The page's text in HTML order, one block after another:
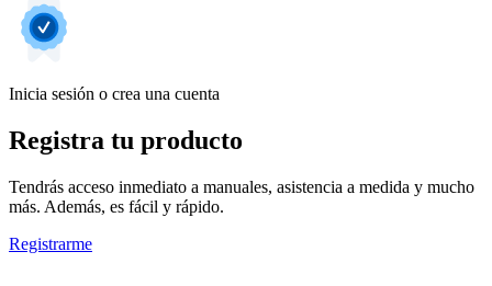
Inicia sesión o crea una cuenta
Registra tu producto
Tendrás acceso inmediato a manuales, asistencia a medida y mucho
más. Además, es fácil y rápido.
Registrarme